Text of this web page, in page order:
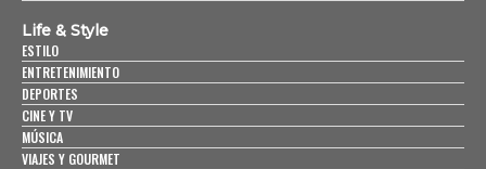
Life & Style
ESTILO
ENTRETENIMIENTO
DEPORTES
CINE Y TV
MÚSICA
VIAJES Y GOURMET